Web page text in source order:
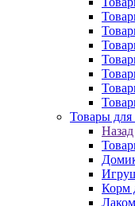
Товары для
Назад
Корм